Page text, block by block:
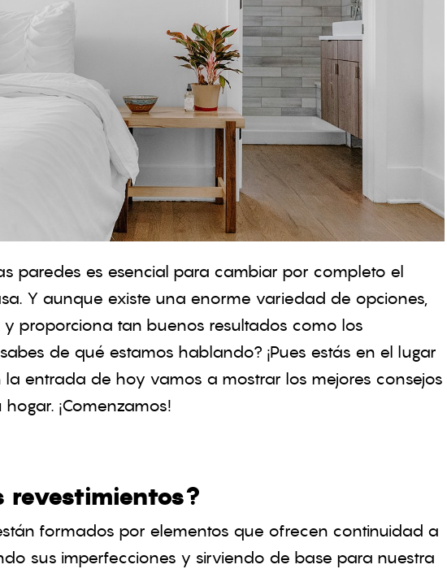
paredes es esencial para cambiar por completo el
Y aunque existe una enorme variedad de opciones,
proporciona tan buenos resultados como los
de qué estamos hablando? ¡Pues estás en el lugar
la entrada de hoy vamos a mostrar los mejores consejos
¡Comenzamos!
revestimientos?
formados por elementos que ofrecen continuidad a
sus imperfecciones y sirviendo de base para nuestra